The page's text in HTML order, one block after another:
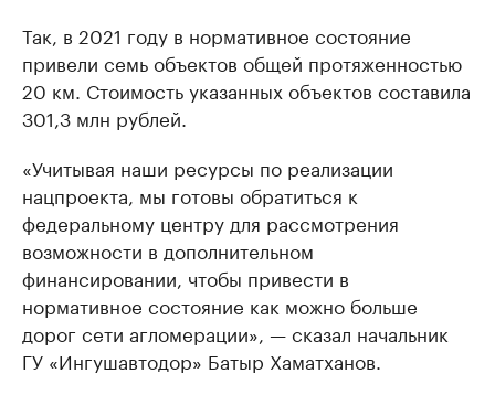
Так, в 2021 году в нормативное состояние
привели семь объектов общей протяженностью
20 км. Стоимость указанных объектов составила
301,3 млн рублей.
«Учитывая наши ресурсы по реализации
нацпроекта, мы готовы обратиться к
федеральному центру для рассмотрения
возможности в дополнительном
финансировании, чтобы привести в
нормативное состояние как можно больше
дорог сети агломерации», — сказал начальник
ГУ «Ингушавтодор» Батыр Хаматханов.